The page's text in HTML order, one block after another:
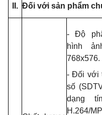
II. Đối với sản phẩm
- Độ
hình
768x576.
- Đối với
số
dạng
H.264/